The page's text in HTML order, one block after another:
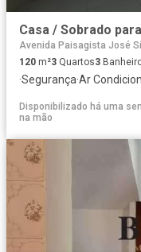
Avenida Paisagista José
120 m²3 Quartos3
·Segurança·Ar
Disponibilizado há uma
na mão